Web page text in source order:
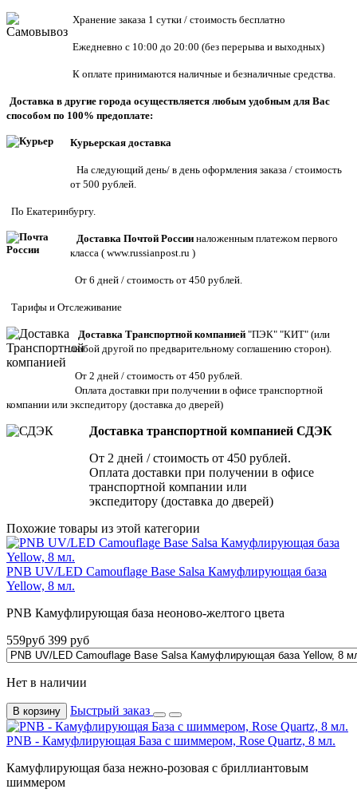
Хранение заказа 1 сутки / стоимость бесплатно
Ежедневно с 10:00 до 20:00 (без перерыва и выходных)
К оплате принимаются наличные и безналичные средства.
Доставка в другие города осуществляется любым удобным для Вас
способом по 100% предоплате:
Курьерская доставка
На следующий день/ в день оформления заказа / стоимость
от 500 рублей.
По Екатеринбургу.
Доставка Почтой России наложенным платежом первого
класса ( www.russianpost.ru )
От 6 дней / стоимость от 450 рублей.
Тарифы и Отслеживание
Доставка Транспортной компанией "ПЭК" "КИТ" (или
любой другой по предварительному соглашению сторон).
От 2 дней / стоимость от 450 рублей.
Оплата доставки при получении в офисе транспортной
компании или экспедитору (доставка до дверей)
Доставка транспортной компанией СДЭК
От 2 дней / стоимость от 450 рублей.
Оплата доставки при получении в офисе
транспортной компании или
экспедитору (доставка до дверей)
Похожие товары из этой категории
PNB UV/LED Camouflage Base Salsa Камуфлирующая база
Yellow, 8 мл.
PNB Камуфлирующая база неоново-желтого цвета
559руб 399 руб
Нет в наличии
В корзину Быстрый заказ
PNB - Камуфлирующая База с шиммером, Rose Quartz, 8 мл.
Камуфлирующая база нежно-розовая с бриллиантовым
шиммером